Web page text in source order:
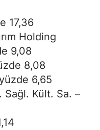
17,36
Holding
9,08
8,08
6,65
Kült. Sa. –